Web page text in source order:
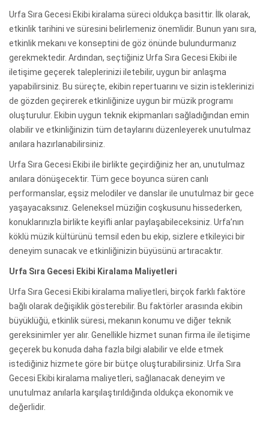
Urfa Sıra Gecesi Ekibi kiralama süreci oldukça basittir. İlk olarak,
etkinlik tarihini ve süresini belirlemeniz önemlidir. Bunun yanı sıra,
etkinlik mekanı ve konseptini de göz önünde bulundurmanız
gerekmektedir. Ardından, seçtiğiniz Urfa Sıra Gecesi Ekibi ile
iletişime geçerek taleplerinizi iletebilir, uygun bir anlaşma
yapabilirsiniz. Bu süreçte, ekibin repertuarını ve sizin isteklerinizi
de gözden geçirerek etkinliğinize uygun bir müzik programı
oluşturulur. Ekibin uygun teknik ekipmanları sağladığından emin
olabilir ve etkinliğinizin tüm detaylarını düzenleyerek unutulmaz
anılara hazırlanabilirsiniz.
Urfa Sıra Gecesi Ekibi ile birlikte geçirdiğiniz her an, unutulmaz
anılara dönüşecektir. Tüm gece boyunca süren canlı
performanslar, eşsiz melodiler ve danslar ile unutulmaz bir gece
yaşayacaksınız. Geleneksel müziğin coşkusunu hissederken,
konuklarınızla birlikte keyifli anlar paylaşabileceksiniz. Urfa’nın
köklü müzik kültürünü temsil eden bu ekip, sizlere etkileyici bir
deneyim sunacak ve etkinliğinizin büyüsünü artıracaktır.
Urfa Sıra Gecesi Ekibi Kiralama Maliyetleri
Urfa Sıra Gecesi Ekibi kiralama maliyetleri, birçok farklı faktöre
bağlı olarak değişiklik gösterebilir. Bu faktörler arasında ekibin
büyüklüğü, etkinlik süresi, mekanın konumu ve diğer teknik
gereksinimler yer alır. Genellikle hizmet sunan firma ile iletişime
geçerek bu konuda daha fazla bilgi alabilir ve elde etmek
istediğiniz hizmete göre bir bütçe oluşturabilirsiniz. Urfa Sıra
Gecesi Ekibi kiralama maliyetleri, sağlanacak deneyim ve
unutulmaz anılarla karşılaştırıldığında oldukça ekonomik ve
değerlidir.